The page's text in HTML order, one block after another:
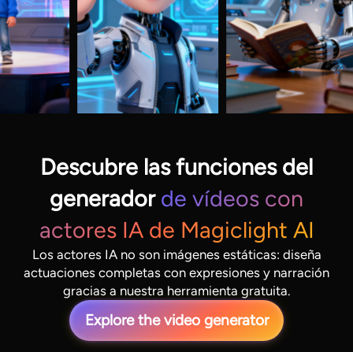
Descubre las funciones del
generador de vídeos con
actores IA de Magiclight AI
Los actores IA no son imágenes estáticas: diseña
actuaciones completas con expresiones y narración
gracias a nuestra herramienta gratuita.
Explore the video generator